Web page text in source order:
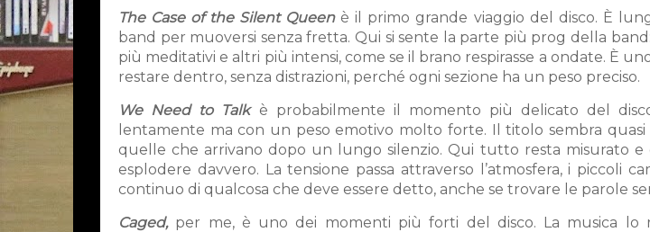
The Case of the Silent Queenè il primo grande viaggio del disco. È
band per muoversi senza fretta. Qui si sente la parte più prog della
più meditativi e altri più intensi, come se il brano respirasse a ondate. È
restare dentro, senza distrazioni, perché ogni sezione ha un peso preciso.
We Need to Talk è probabilmente il momento più delicato del
lentamente ma con un peso emotivo molto forte. Il titolo sembra
quelle che arrivano dopo un lungo silenzio. Qui tutto resta misurato e
esplodere davvero. La tensione passa attraverso l’atmosfera, i piccoli
continuo di qualcosa che deve essere detto, anche se trovare le parole
Caged, per me, è uno dei momenti più forti del disco. La musica lo